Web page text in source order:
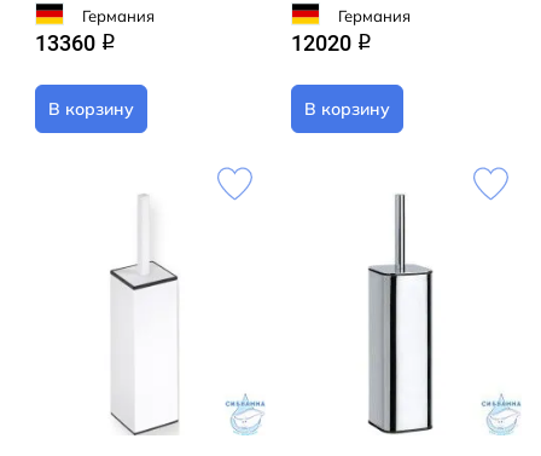
Германия
13360 q
В корзину
Германия
12020 q
В корзину